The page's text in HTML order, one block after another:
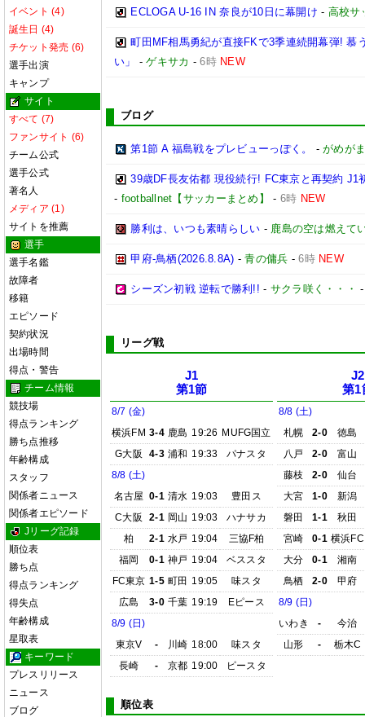
イベント (4)
誕生日 (4)
チケット発売 (6)
選手出演
キャンプ
サイト
すべて (7)
ファンサイト (6)
チーム公式
選手公式
著名人
メディア (1)
サイトを推薦
選手
選手名鑑
故障者
移籍
エピソード
契約状況
出場時間
得点・警告
チーム情報
競技場
得点ランキング
勝ち点推移
年齢構成
スタッフ
関係者ニュース
関係者エピソード
Jリーグ記録
順位表
勝ち点
得点ランキング
得失点
年齢構成
星取表
キーワード
プレスリリース
ニュース
ブログ
ECLOGA U-16 IN 奈良が10日に幕開け - 高校サ
町田MF相馬勇紀が直接FKで3季連続開幕弾! 慕
い」
-ゲキサカ -6時 NEW
ブログ
第1節 A 福島戦をプレビューっぽく。 -がめが
39歳DF長友佑都 現役続行! FC東京と再契約
- footballnet【サッカーまとめ】 - 6時 NEW
勝利は、いつも素晴らしい - 鹿島の空は燃えて
甲府-鳥栖(2026.8.8A) -青の傭兵 -6時 NEW
シーズン初戦 逆転で勝利!! - サクラ咲く・・・
リーグ戦
J1
第1節
8/7 (金)
横浜FM 3-4 鹿島 19:26 MUFG国立
G大阪
4-3 浦和 19:33
パナスタ
8/8 (土)
名古屋 0-1 清水 19:03
豊田ス
C大阪
2-1 岡山 19:03
ハナサカ
柏
2-1 水戸 19:04
三協F柏
福岡
0-1 神戸 19:04
ベススタ
FC東京 1-5 町田 19:05
味スタ
広島
3-0 千葉 19:19
Eピース
8/9 (日)
東京V
- 川崎 18:00
味スタ
長崎
- 京都 19:00 ピースタ
J2
第1
8/8 (土)
札幌
2-0
徳島
八戸
2-0
富山
藤枝
2-0
仙台
大宮
1-0
新潟
磐田
1-1
秋田
宮崎
0-1 横浜FC
大分
0-1
湘南
鳥栖
2-0
甲府
8/9 (日)
いわき
-
今治
山形
- 栃木C
順位表